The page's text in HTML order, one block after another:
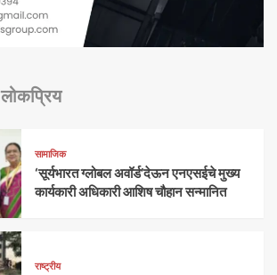
लोकप्रिय
सामाजिक
‘सूर्यभारत ग्लोबल अवॉर्ड’देऊन एनएसईचे मुख्य
कार्यकारी अधिकारी आशिष चौहान सन्मानित
राष्ट्रीय